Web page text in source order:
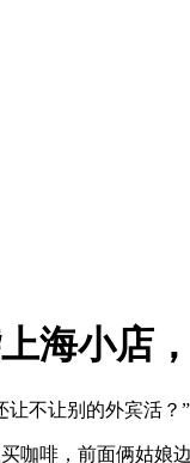
海小店
让不让别的外宾活？”
咖啡，前面俩姑娘